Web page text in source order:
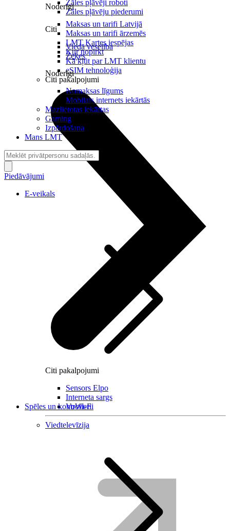
Noderīgi
Maksas un tarifi Latvijā
Maksas un tarifi ārzemēs
LMT Kartes iespējas
Kur nopirkt
Kā kļūt par LMT klientu
eSIM tehnoloģija
Citi pakalpojumi
Citi pakalpojumi
Sensors Elpo
Interneta sargs
VoWi-Fi
Viedtelevīzija
Zāles pļāvēji roboti
Zāles pļāvēju piederumi
Citi
Viedā veselība
Zeķes
Noderīgi
Nomaksas līgums
Mobilais internets iekārtās
Mazlietotas iekārtas
Gaming
Izpārdošana
Mans LMT
Piedāvājumi
E-veikals
Spēles un kontrolieri